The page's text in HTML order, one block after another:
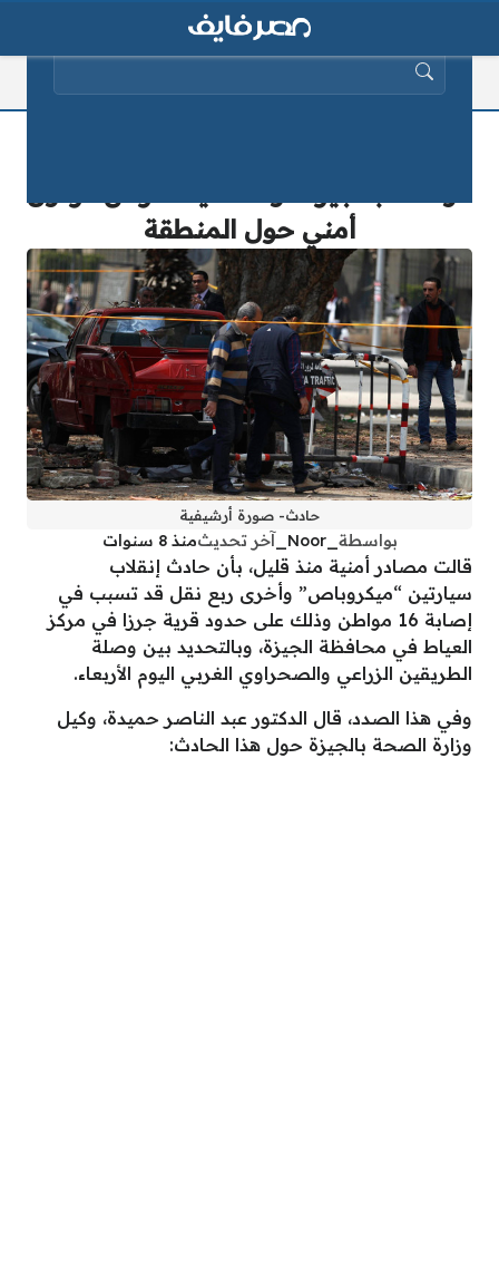
أمني حول المنطقة
حادث- صورة أرشيفية
بواسطة _Noor_ آخر تحديثمنذ 8 سنوات
قالت مصادر أمنية منذ قليل، بأن حادث إنقلاب
سيارتين “ميكروباص” وأخرى ربع نقل قد تسبب في
إصابة 16 مواطن وذلك على حدود قرية جرزا في مركز
العياط في محافظة الجيزة، وبالتحديد بين وصلة
الطريقين الزراعي والصحراوي الغربي اليوم الأربعاء.
وفي هذا الصدد، قال الدكتور عبد الناصر حميدة، وكيل
وزارة الصحة بالجيزة حول هذا الحادث:
البحث عن: